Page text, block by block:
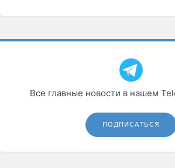
Все главные новости в нашем
ПОДПИСАТЬСЯ